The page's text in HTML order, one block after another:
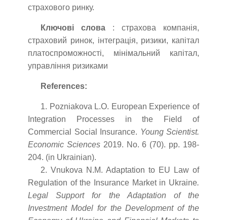
страхового ринку.
Ключові слова : страхова компанія,
страховий ринок, інтеграція, ризики, капітал
платоспроможності, мінімальний капітал,
управління ризиками
References:
1. Pozniakova L.O. European Experience of
Integration Processes in the Field of
Commercial Social Insurance. Young Scientist.
Economic Sciences2019. No. 6 (70). pp. 198-
204. (in Ukrainian).
2. Vnukova N.M. Adaptation to EU Law of
Regulation of the Insurance Market in Ukraine.
Legal Support for the Adaptation of the
Investment Model for the Development of the